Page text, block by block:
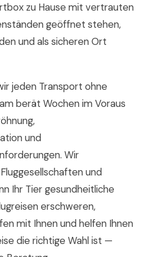
zu Hause mit vertrauten
geöffnet stehen,
und als sicheren Ort
jeden Transport ohne
berät Wochen im Voraus
und
Wir
und
Ihr Tier gesundheitliche
erschweren,
mit Ihnen und helfen Ihnen
die richtige Wahl ist —